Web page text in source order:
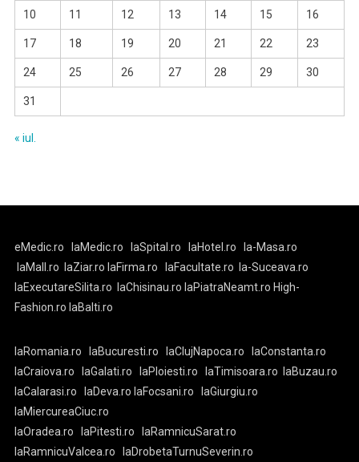
10 11 12 13 14 15 16
17 18 19 20 21 22 23
24 25 26 27 28 29 30
31
« iul.
eMedic.ro laMedic.ro laSpital.ro laHotel.ro
la-Masa.ro
laMall.ro
laZiar.ro laFirma.ro laFacultate.ro
la-Suceava.ro
laExecutareSilita.ro
laChisinau.ro laPiatraNeamt.ro High-
Fashion.ro laBalti.ro
laRomania.ro laBucuresti.ro laClujNapoca.ro
laConstanta.ro
laCraiova.ro
laGalati.ro laPloiesti.ro laTimisoara.ro
laBuzau.ro
laCalarasi.ro
laDeva.ro laFocsani.ro
laGiurgiu.ro
laMiercureaCiuc.ro
laOradea.ro
laPitesti.ro
laRamnicuSarat.ro
laRamnicuValcea.ro
laDrobetaTurnuSeverin.ro